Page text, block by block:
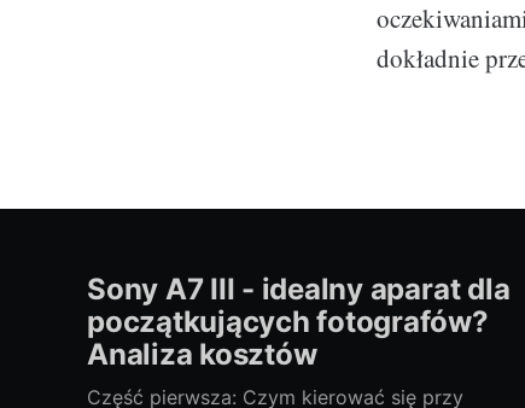
dokładnie
Sony A7 III - idealny aparat dla
początkujących fotografów?
Analiza kosztów
Część pierwsza: Czym kierować się przy